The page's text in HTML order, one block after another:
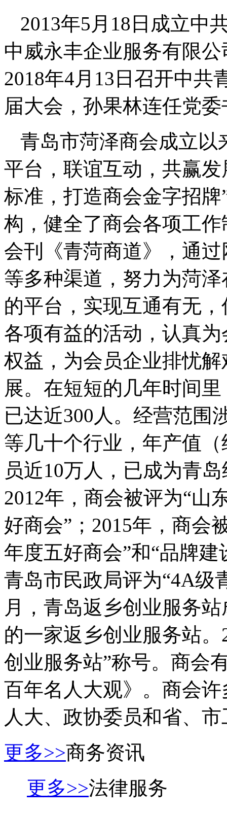
2013年5月18日成立中
中威永丰企业服务有限
2018年4月13日召开中共
届大会，孙果林连任党
青岛市菏泽商会成立以
平台，联谊互动，共赢
标准，打造商会金字招
构，健全了商会各项工
会刊《青菏商道》，通
等多种渠道，努力为菏
的平台，实现互通有无
各项有益的活动，认真
权益，为会员企业排忧
展。在短短的几年时间
已达近300人。经营范围
等几十个行业，年产值
员近10万人，已成为青
2012年，商会被评为“山
好商会”；2015年，商会
年度五好商会”和“品牌
青岛市民政局评为“4A级
月，青岛返乡创业服务
的一家返乡创业服务站
创业服务站”称号。商会
百年名人大观》。商会
人大、政协委员和省、
更多>>商务资讯
更多>>法律服务